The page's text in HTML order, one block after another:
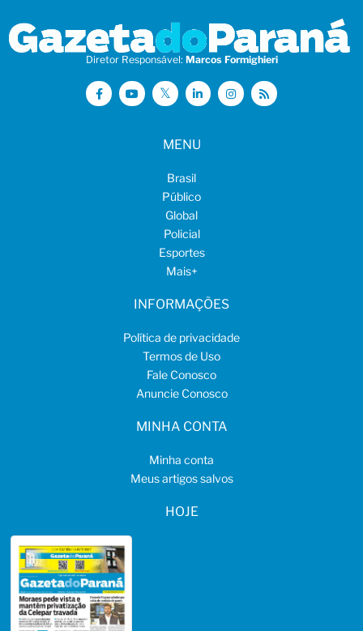
Diretor Responsável: Marcos Formighieri
MENU
Brasil
Público
Global
Policial
Esportes
Mais+
INFORMAÇÕES
Política de privacidade
Termos de Uso
Fale Conosco
Anuncie Conosco
MINHA CONTA
Minha conta
Meus artigos salvos
HOJE